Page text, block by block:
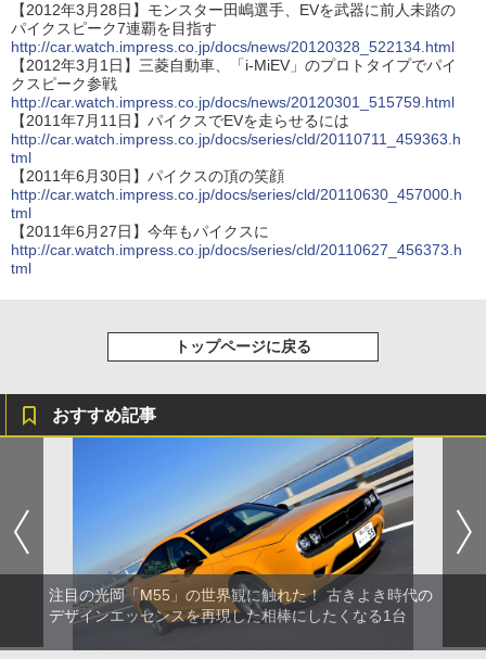
【2012年3月28日】モンスター田嶋選手、EVを武器に前人未踏の
パイクスピーク7連覇を目指す
http://car.watch.impress.co.jp/docs/news/20120328_522134.html
【2012年3月1日】三菱自動車、「i-MiEV」のプロトタイプでパイ
クスピーク参戦
http://car.watch.impress.co.jp/docs/news/20120301_515759.html
【2011年7月11日】パイクスでEVを走らせるには
http://car.watch.impress.co.jp/docs/series/cld/20110711_459363.h
tml
【2011年6月30日】パイクスの頂の笑顔
http://car.watch.impress.co.jp/docs/series/cld/20110630_457000.h
tml
【2011年6月27日】今年もパイクスに
http://car.watch.impress.co.jp/docs/series/cld/20110627_456373.h
tml
トップページに戻る
おすすめ記事
注目の光岡「M55」の世界観に触れた！ 古きよき時代の
デザインエッセンスを再現した相棒にしたくなる1台